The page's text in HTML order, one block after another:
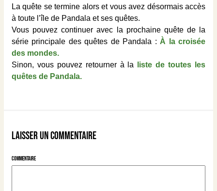
La quête se termine alors et vous avez désormais accès
à toute l’île de Pandala et ses quêtes.
Vous pouvez continuer avec la prochaine quête de la
série principale des quêtes de Pandala :À la croisée
des mondes.
Sinon, vous pouvez retourner à la
liste de toutes les
quêtes de Pandala.
Laisser un commentaire
Commentaire